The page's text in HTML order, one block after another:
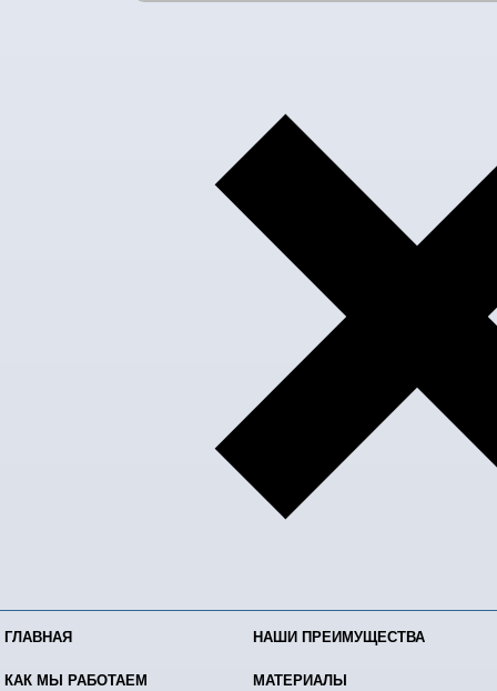
ГЛАВНАЯ НАШИ ПРЕИМУЩЕСТВА
КАК МЫ РАБОТАЕМ МАТЕРИАЛЫ